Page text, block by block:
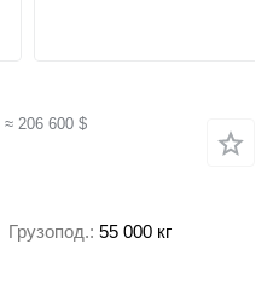
≈ 206 600 $
Грузопод. 55 000 кг